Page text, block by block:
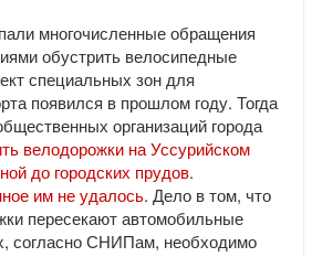
многочисленные обращения
обустрить велосипедные
специальных зон для
появился в прошлом году. Тогда
организаций города
велодорожки на Уссурийском
до городских прудов.
им не удалось. Дело в том, что
пересекают автомобильные
согласно СНИПам, необходимо